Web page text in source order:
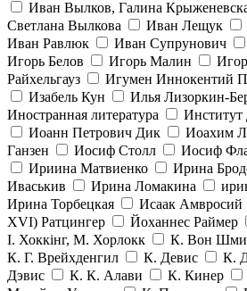
Иван Вылков, Галина
Светлана Вылкова
Иван Лещук
Иван Равлюк
Иван Супрунович
Игорь Белов
Игорь Малин
Райхельгауз
Игумен Иннокентий
Изабель Кун
Илья Лизоркин-
Иностранная литература
Институт
Иоанн Петрович Дик
Иоахим
Ганзен
Иосиф Столл Иосиф
Ириина Матвиенко
Ирина
Иваськив
Ирина Ломакина
Ирина Торбецкая
Исаак Амвросий
ХVI) Ратцингер
Йоханнес Раймер
І. Хоккінг, М. Хорлокк
К. Вон
К. Г. Врейхденгил
К. Девис К.
Дэвис
К. К. Алави К. Кинер